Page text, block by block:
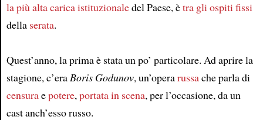
la più alta carica istituzionaledel Paese, ètra gli ospiti fissi
della serata.
Quest’anno, la prima è stata un po’ particolare. Ad aprire la
stagione, c’eraBoris Godunov, un’operarussache parla di
censuraepotere,portata in scena, per l’occasione, da un
cast anch’esso russo.